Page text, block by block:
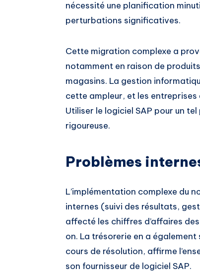
nécessité une planification
perturbations significatives.
Cette migration complexe a
notamment en raison de
magasins. La gestion
cette ampleur, et les
Utiliser le logiciel SAP pour un
rigoureuse.
Problèmes
L’implémentation complexe du
internes (suivi des résultats,
affecté les chiffres d’affaires
on. La trésorerie en a
cours de résolution, affirme
son fournisseur de logiciel SAP.